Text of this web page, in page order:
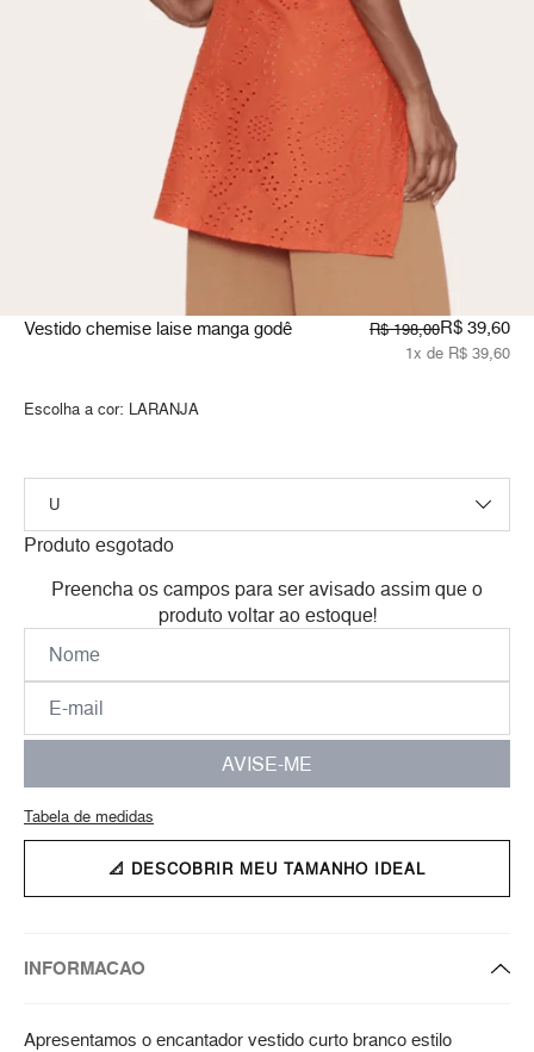
Vestido chemise laise manga godê R$ 198,00R$ 39,60
1x de R$ 39,60
Escolha a cor: LARANJA
Produto esgotado
Preencha os campos para ser avisado assim que o
produto voltar ao estoque!
AVISE-ME
Tabela de medidas
📐 DESCOBRIR MEU TAMANHO IDEAL
INFORMACAO
Apresentamos o encantador vestido curto branco estilo